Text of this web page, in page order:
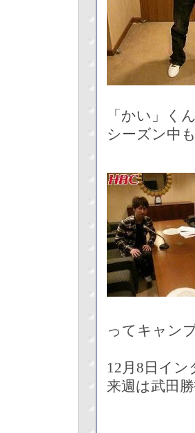
「かい」く
シーズン中
ってキャン
12月8日イ
来週は武田